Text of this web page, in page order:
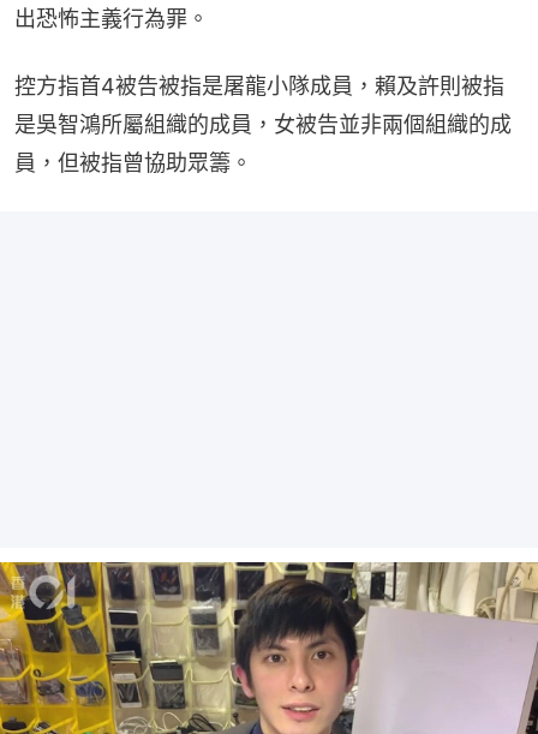
出恐怖主義行為罪。
控方指首4被告被指是屠龍小隊成員，賴及許則被指
是吳智鴻所屬組織的成員，女被告並非兩個組織的成
員，但被指曾協助眾籌。